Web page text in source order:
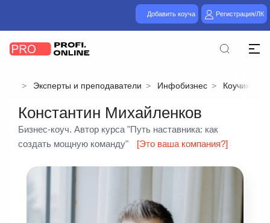
Добавить коуча Регистрация/ЛК
Эксперты и преподаватели Инфобизнес Коучинг
Константин Михайленков
Бизнес-коуч. Автор курса "Путь наставника: как
создать мощную команду"
[Это ваша компания?]